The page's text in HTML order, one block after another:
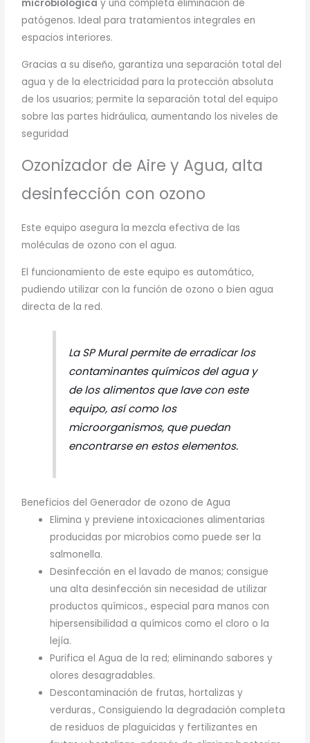
microbiológica y una completa eliminación de
patógenos. Ideal para tratamientos integrales en
espacios interiores.
Gracias a su diseño, garantiza una separación total del
agua y de la electricidad para la protección absoluta
de los usuarios; permite la separación total del equipo
sobre las partes hidráulica, aumentando los niveles de
seguridad
Ozonizador de Aire y Agua, alta
desinfección con ozono
Este equipo asegura la mezcla efectiva de las
moléculas de ozono con el agua.
El funcionamiento de este equipo es automático,
pudiendo utilizar con la función de ozono o bien agua
directa de la red.
La SP Mural permite de erradicar los
contaminantes químicos del agua y
de los alimentos que lave con este
equipo, así como los
microorganismos, que puedan
encontrarse en estos elementos.
Beneficios del Generador de ozono de Agua
Elimina y previene intoxicaciones alimentarias
producidas por microbios como puede ser la
salmonella.
Desinfección en el lavado de manos; consigue
una alta desinfección sin necesidad de utilizar
productos químicos., especial para manos con
hipersensibilidad a químicos como el cloro o la
lejía.
Purifica el Agua de la red; eliminando sabores y
olores desagradables.
Descontaminación de frutas, hortalizas y
verduras., Consiguiendo la degradación completa
de residuos de plaguicidas y fertilizantes en